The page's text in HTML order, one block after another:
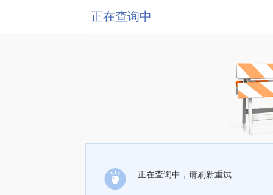
正在查询中
正在查询中，请刷新重试